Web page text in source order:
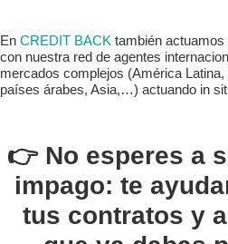
En CREDIT BACK también actuamos
con nuestra red de agentes
mercados complejos (América
países árabes, Asia,…) actuando in
👉 No esperes a
impago: te
tus contratos y